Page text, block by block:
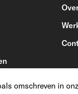
omschreven in